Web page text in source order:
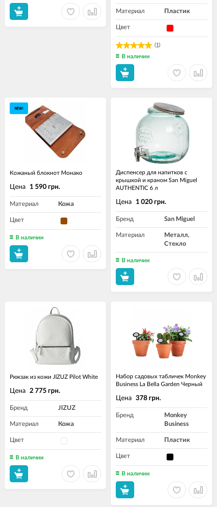
(1)
Материал Пластик
Цвет
В наличии
NEW!
Кожаный блокнот Монако
Цена 1 590 грн.
Материал Кожа
Цвет
В наличии
Диспенсер для напитков с
крышкой и краном San Miguel
AUTHENTIC 6 л
Цена 1 020 грн.
Бренд San Miguel
Материал
Металл,
Стекло
В наличии
Рюкзак из кожи JIZUZ Pilot White
Цена 2 775 грн.
Бренд JIZUZ
Материал Кожа
Цвет
В наличии
Набор садовых табличек Monkey
Business La Bella Garden Черный
Цена 378 грн.
Бренд
Monkey
Business
Материал Пластик
Цвет
В наличии